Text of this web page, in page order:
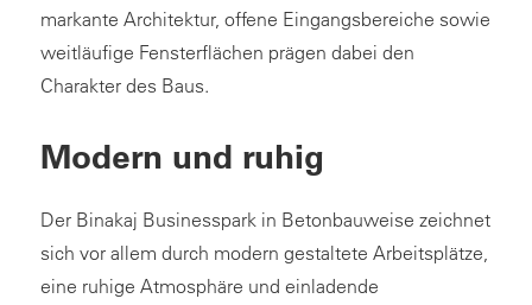
markante Architektur, offene Eingangsbereiche sowie
weitläufige Fensterflächen prägen dabei den
Charakter des Baus.
Modern und ruhig
Der Binakaj Businesspark in Betonbauweise zeichnet
sich vor allem durch modern gestaltete Arbeitsplätze,
eine ruhige Atmosphäre und einladende